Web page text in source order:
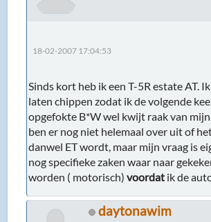
18-02-2007 17:04:53
Sinds kort heb ik een T-5R estate AT.
laten chippen zodat ik de volgende
opgefokte B*W wel kwijt raak van
ben er nog niet helemaal over uit of
danwel ET wordt, maar mijn vraag is
nog specifieke zaken waar naar
worden ( motorisch)voordat ik de
daytonawim